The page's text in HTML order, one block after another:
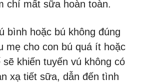
chí mất sữa hoàn toàn.
bình hoặc bú không đúng
mẹ cho con bú quá ít hoặc
khiến tuyến vú không có
xạ tiết sữa, dẫn đến tình